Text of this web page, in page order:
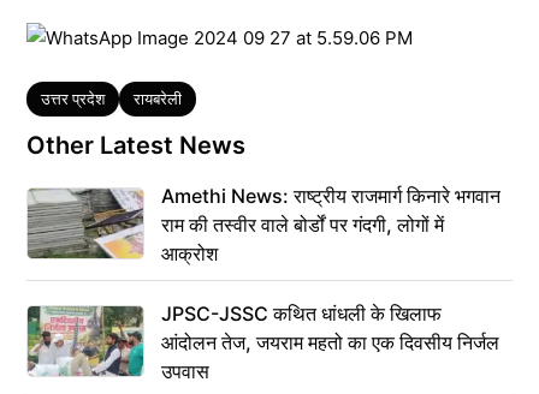
Tags
उत्तर प्रदेश रायबरेली
Other Latest News
Amethi News: राष्ट्रीय राजमार्ग किनारे भगवान
राम की तस्वीर वाले बोर्डों पर गंदगी, लोगों में
आक्रोश
JPSC-JSSC कथित धांधली के खिलाफ
आंदोलन तेज, जयराम महतो का एक दिवसीय निर्जल
उपवास